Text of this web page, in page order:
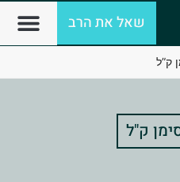
שאל את הרב
ק”ל
ק"ל